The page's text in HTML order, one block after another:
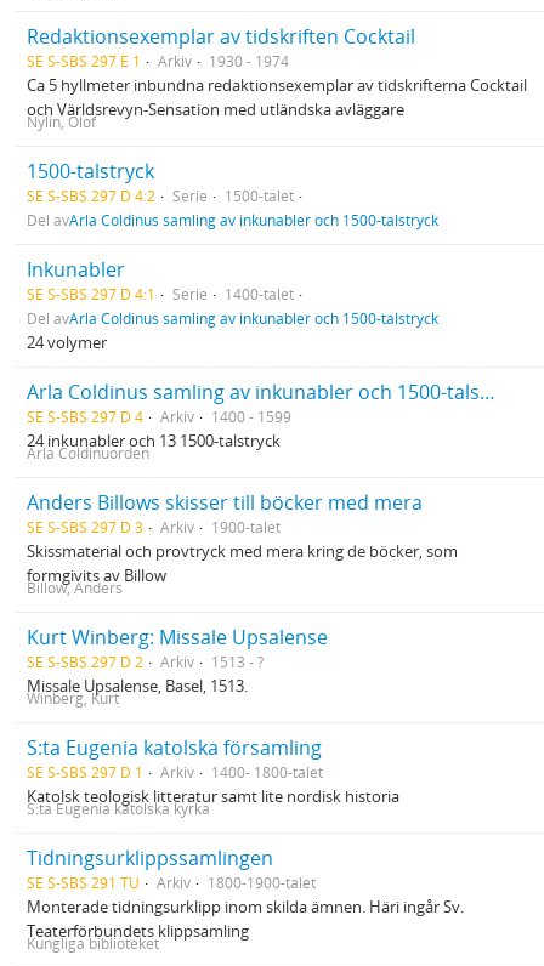
Redaktionsexemplar av tidskriften Cocktail
SE S-SBS 297 E 1 Arkiv 1930 - 1974
Ca 5 hyllmeter inbundna redaktionsexemplar av tidskrifterna Cocktail
och Världsrevyn-Sensation med utländska avläggare
Nylin, Olof
1500-talstryck
SE S-SBS 297 D 4:2 Serie
1500-talet
Del avArla Coldinus samling av inkunabler och 1500-talstryck
Inkunabler
SE S-SBS 297 D 4:1 Serie
1400-talet
Del avArla Coldinus samling av inkunabler och 1500-talstryck
24 volymer
Arla Coldinus samling av inkunabler och 1500-talstryck
SE S-SBS 297 D 4 Arkiv 1400 - 1599
24 inkunabler och 13 1500-talstryck
Arla Coldinuorden
Anders Billows skisser till böcker med mera
SE S-SBS 297 D 3 Arkiv 1900-talet
Skissmaterial och provtryck med mera kring de böcker, som
formgivits av Billow
Billow, Anders
Kurt Winberg: Missale Upsalense
SE S-SBS 297 D 2 Arkiv 1513 - ?
Missale Upsalense, Basel, 1513.
Winberg, Kurt
S:ta Eugenia katolska församling
SE S-SBS 297 D 1 Arkiv 1400- 1800-talet
Katolsk teologisk litteratur samt lite nordisk historia
S:ta Eugenia katolska kyrka
Tidningsurklippssamlingen
SE S-SBS 291 TU Arkiv 1800-1900-talet
Monterade tidningsurklipp inom skilda ämnen. Häri ingår Sv.
Teaterförbundets klippsamling
Kungliga biblioteket